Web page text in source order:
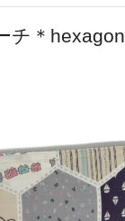
チ＊hexagon